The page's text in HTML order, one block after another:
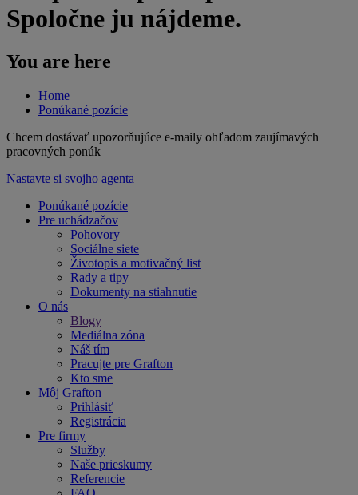
Spoločne ju nájdeme.
You are here
Home
Ponúkané pozície
Chcem dostávať upozorňujúce e-maily ohľadom zaujímavých
pracovných ponúk
Nastavte si svojho agenta
Ponúkané pozície
Pre uchádzačov
Pohovory
Sociálne siete
Životopis a motivačný list
Rady a tipy
Dokumenty na stiahnutie
O nás
Blogy
Mediálna zóna
Náš tím
Pracujte pre Grafton
Kto sme
Môj Grafton
Prihlásiť
Registrácia
Pre firmy
Služby
Naše prieskumy
Referencie